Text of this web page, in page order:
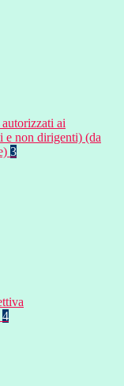
ai
e non dirigenti) (da
3
4